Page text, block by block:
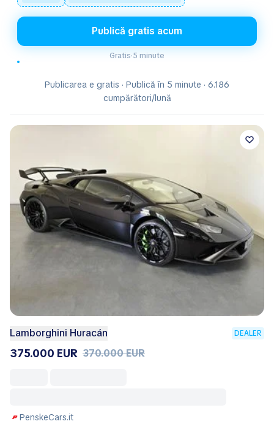
Publică gratis acum
Gratis·5 minute
Publicarea e gratis · Publică în 5 minute · 6.186
cumpărători/lună
Lamborghini Huracán DEALER
375.000 EUR 370.000 EUR
PenskeCars.it